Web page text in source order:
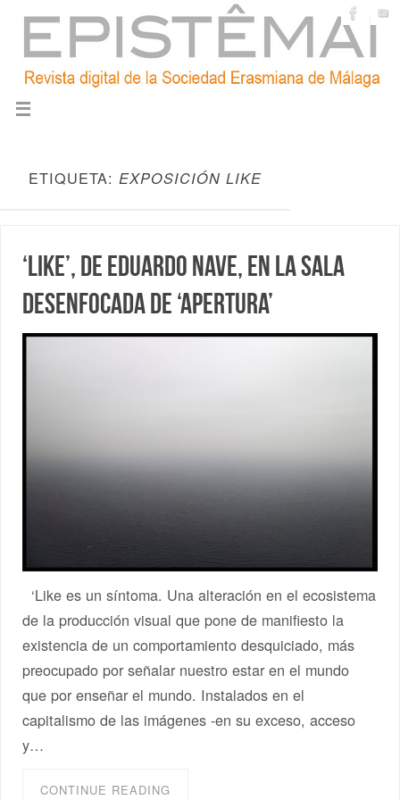
ETIQUETA: EXPOSICIÓN LIKE
‘Like’, de Eduardo Nave, en la Sala
Desenfocada de ‘APERTURA’
‘Like es un síntoma. Una alteración en el ecosistema
de la producción visual que pone de manifiesto la
existencia de un comportamiento desquiciado, más
preocupado por señalar nuestro estar en el mundo
que por enseñar el mundo. Instalados en el
capitalismo de las imágenes -en su exceso, acceso
y…
CONTINUE READING